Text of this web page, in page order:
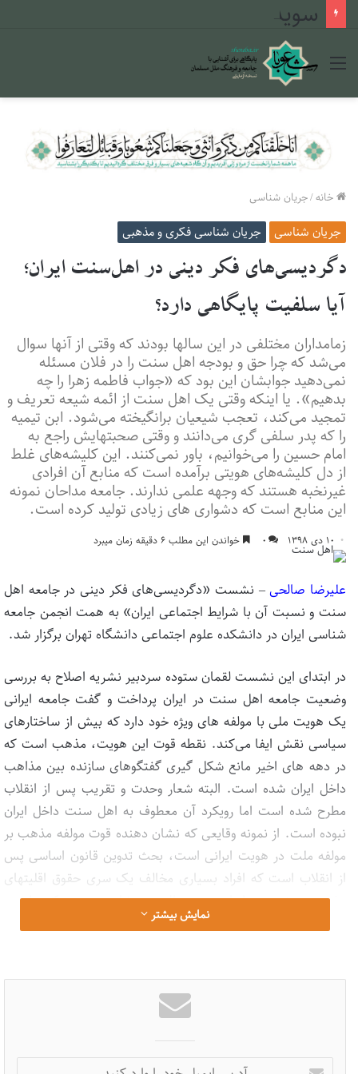
منو
خانه/جریان شناسی
جریان شناسی جریان شناسی فکری و مذهبی
دگردیسی‌های فکر دینی در اهل‌سنت ایران؛
آیا سلفیت پایگاهی دارد؟
زمامداران مختلفی در این سالها بودند که وقتی از آنها سوال
می‌شد که چرا حق و بودجه اهل سنت را در فلان مسئله
نمی‌دهید جوابشان این بود که «جواب فاطمه زهرا را چه
بدهیم». یا اینکه وقتی یک اهل سنت از ائمه شیعه تعریف و
تمجید می‌کند، تعجب شیعیان برانگیخته می‌شود. ابن تیمیه
را که پدر سلفی گری می‌دانند و وقتی صحبتهایش راجع به
امام حسین را می‌خوانیم، باور نمی‌کنند. این کلیشه‌های غلط
از دل کلیشه‌های هویتی برآمده است که منابع آن افرادی
غیرنخبه هستند که وجهه علمی ندارند. جامعه مداحان نمونه
این منابع است که دشواری های زیادی تولید کرده است.
۱۰ دی ۱۳۹۸ ۰ خواندن این مطلب ۶ دقیقه زمان میبرد
علیرضا صالحی– نشست «دگردیسی‌های فکر دینی در جامعه اهل
سنت و نسبت آن با شرایط اجتماعی ایران» به همت انجمن جامعه
شناسی ایران در دانشکده علوم اجتماعی دانشگاه تهران برگزار شد.
در ابتدای این نشست لقمان ستوده سردبیر نشریه اصلاح به بررسی
وضعیت جامعه اهل سنت در ایران پرداخت و گفت جامعه ایرانی
یک هویت ملی با مولفه های ویژه خود دارد که بیش از ساختارهای
سیاسی نقش ایفا می‌کند. نقطه قوت این هویت، مذهب است که
در دهه های اخیر مانع شکل گیری گفتگوهای سازنده بین مذاهب
داخل ایران شده است. البته شعار وحدت و تقریب پس از انقلاب
مطرح شده است اما رویکرد آن معطوف به اهل سنت داخل ایران
نبوده است. از نمونه وقایعی که نشان دهنده قوت مولفه مذهب بر
مولفه ملت در هویت ایرانی است، بحث تدوین قانون اساسی پس
از انقلاب است که افراد بسیاری مخالف یک سری حقوق اقلیتهای
مذهبی بودند. پس از این همه سال هنوز شاهد هستیم که طعن و
کنایه های بسیاری در قالب سریال، طنز، سخنرانی خطبا و
این شخصیت اهل سنت بیان داشت که در این بستر اجتماعی
اعمال و تصورات ضدمذهبی تولید می‌کند. مثلا کلیشه ذهنی این
نمایش بیشتر
آدرس